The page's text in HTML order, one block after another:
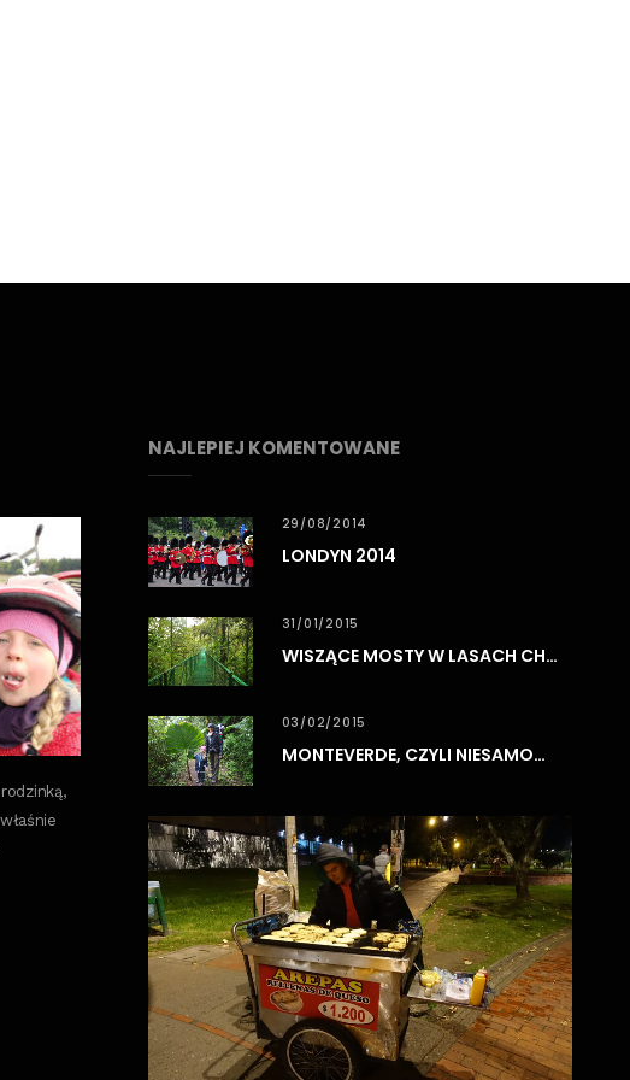
NAJLEPIEJ KOMENTOWANE
29/08/2014
LONDYN 2014
31/01/2015
WISZĄCE MOSTY W LASACH CHMUROWYCH MONTEVERDE
03/02/2015
MONTEVERDE, CZYLI NIESAMOWITE LASY CHMUROWE